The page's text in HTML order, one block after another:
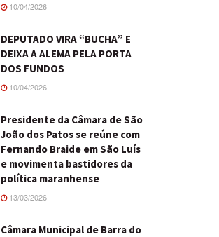
10/04/2026
DEPUTADO VIRA “BUCHA” E
DEIXA A ALEMA PELA PORTA
DOS FUNDOS
10/04/2026
Presidente da Câmara de São
João dos Patos se reúne com
Fernando Braide em São Luís
e movimenta bastidores da
política maranhense
13/03/2026
Câmara Municipal de Barra do